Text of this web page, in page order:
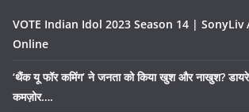
VOTE Indian Idol 2023 Season 14 |
Online
‘थैंक यू फॉर कमिंग’ ने जनता को किया खुश और नाखुश?
कमज़ोर….